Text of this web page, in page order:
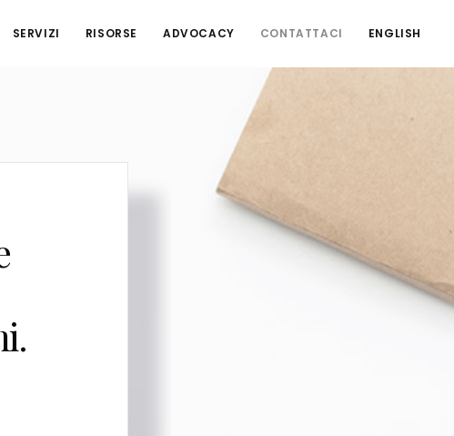
SERVIZI RISORSE ADVOCACY CONTATTACI ENGLISH